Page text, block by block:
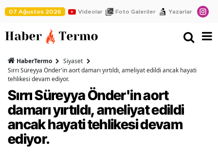
07 Ağustos 2026 Videolar Foto Galeriler Yazarlar
HaberTermo
Siyaset
Sırrı Süreyya Önder'in aort damarı yırtıldı, ameliyat edildi ancak hayati
tehlikesi devam ediyor.
Sırrı Süreyya Önder'in aort
damarı yırtıldı, ameliyat edildi
ancak hayati tehlikesi devam
ediyor.